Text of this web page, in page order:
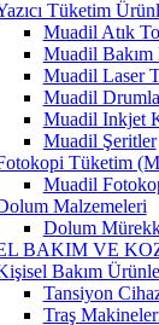
Tüketim
Muadil Atık
Muadil
Muadil Laser
Muadil
Muadil Inkjet
Muadil Şeritler
Tüketim
Muadil
Malzemeleri
Dolum
BAKIM VE
Bakım
Tansiyon
Traş